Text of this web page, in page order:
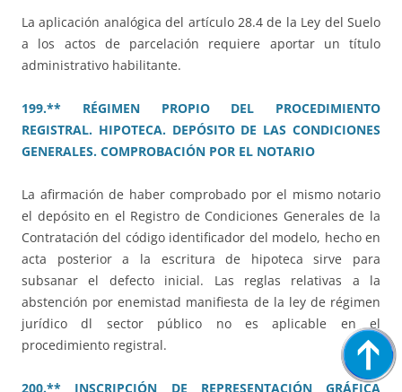
La aplicación analógica del artículo 28.4 de la Ley del Suelo
a los actos de parcelación requiere aportar un título
administrativo habilitante.
199.** RÉGIMEN PROPIO DEL PROCEDIMIENTO
REGISTRAL. HIPOTECA. DEPÓSITO DE LAS CONDICIONES
GENERALES. COMPROBACIÓN POR EL NOTARIO
La afirmación de haber comprobado por el mismo notario
el depósito en el Registro de Condiciones Generales de la
Contratación del código identificador del modelo, hecho en
acta posterior a la escritura de hipoteca sirve para
subsanar el defecto inicial. Las reglas relativas a la
abstención por enemistad manifiesta de la ley de régimen
jurídico dl sector público no es aplicable en el
procedimiento registral.
200.** INSCRIPCIÓN DE REPRESENTACIÓN GRÁFICA